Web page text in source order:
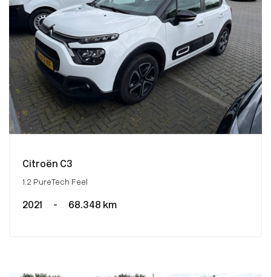
Citroën C3
1.2 PureTech Feel
2021 - 68.348 km